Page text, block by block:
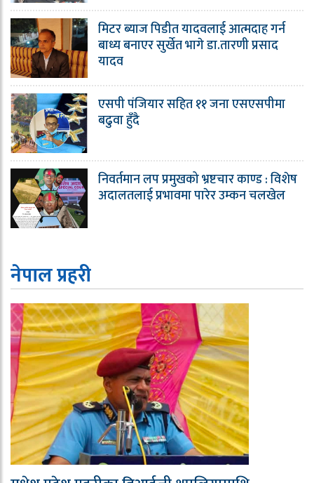
मिटर ब्याज पिडीत यादवलाई आत्मदाह गर्न
बाध्य बनाएर सुर्खेत भागे डा.तारणी प्रसाद
यादव
एसपी पंजियार सहित ११ जना एसएसपीमा
बढुवा हुँदै
निवर्तमान लप प्रमुखको भ्रष्टचार काण्ड : विशेष
अदालतलाई प्रभावमा पारेर उम्कन चलखेल
नेपाल प्रहरी